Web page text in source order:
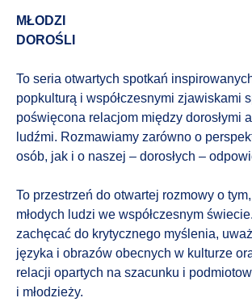
MŁODZI
DOROŚLI
To seria otwartych spotkań
popkulturą i współczesnymi zjawiskami
poświęcona relacjom między dorosłymi a
ludźmi. Rozmawiamy zarówno o
osób, jak i o naszej – dorosłych –
To przestrzeń do otwartej rozmowy o
młodych ludzi we współczesnym
zachęcać do krytycznego myślenia,
języka i obrazów obecnych w kulturze
relacji opartych na szacunku i
i młodzieży.